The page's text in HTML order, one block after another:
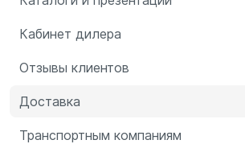
Кабинет дилера
Отзывы клиентов
Доставка
Транспортным компаниям